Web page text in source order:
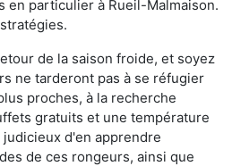
en particulier à Rueil-Malmaison.
de la saison froide, et soyez
ne tarderont pas à se réfugier
proches, à la recherche
gratuits et une température
d'en apprendre
de ces rongeurs, ainsi que